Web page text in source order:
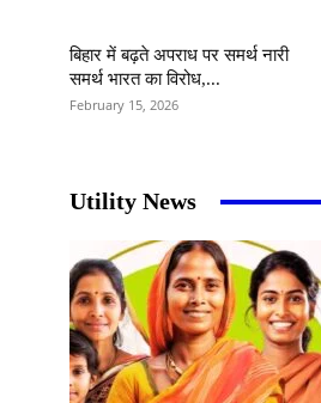
बिहार में बढ़ते अपराध पर समर्थ नारी
समर्थ भारत का विरोध,...
February 15, 2026
Utility News